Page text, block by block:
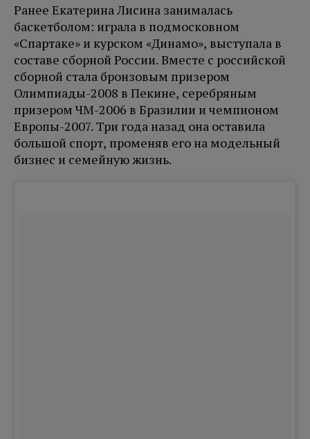
Ранее Екатерина Лисина занималась
баскетболом: играла в подмосковном
«Спартаке» и курском «Динамо», выступала в
составе сборной России. Вместе с российской
сборной стала бронзовым призером
Олимпиады-2008 в Пекине, серебряным
призером ЧМ-2006 в Бразилии и чемпионом
Европы-2007. Три года назад она оставила
большой спорт, променяв его на модельный
бизнес и семейную жизнь.